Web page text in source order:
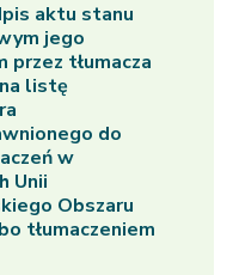
aktu stanu
jego
przez tłumacza
listę
do
w
Unii
Obszaru
tłumaczeniem